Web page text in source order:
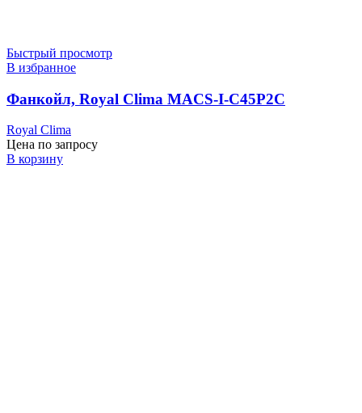
Быстрый просмотр
В избранное
Фанкойл, Royal Clima MACS-I-C45P2С
Royal Clima
Цена по запросу
В корзину